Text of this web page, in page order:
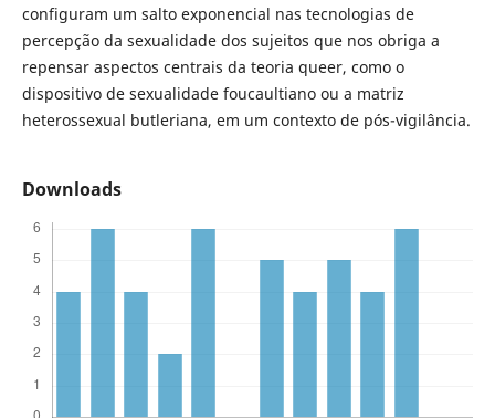
configuram um salto exponencial nas tecnologias de
percepção da sexualidade dos sujeitos que nos obriga a
repensar aspectos centrais da teoria queer, como o
dispositivo de sexualidade foucaultiano ou a matriz
heterossexual butleriana, em um contexto de pós-vigilância.
Downloads